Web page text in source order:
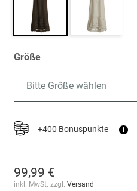
Größe
Bitte Größe wählen
+400 Bonuspunkte i
99,99 €
inkl. MwSt. zzgl. Versand